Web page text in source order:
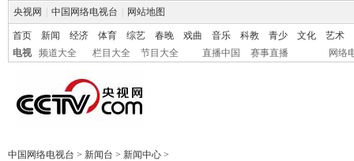
央视网 中国网络电视台 网站地图
首页 新闻 经济 体育 综艺 春晚 戏曲 音乐 科教 青少 文化
艺术
电视
频道大全 栏目大全 节目大全 直播中国 赛事直播 网络
中国网络电视台 > 新闻台 > 新闻中心 >